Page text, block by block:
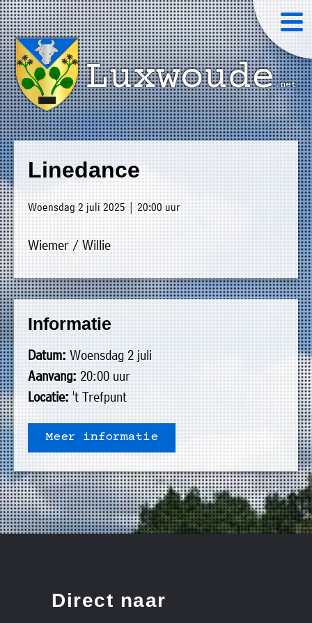
Linedance
Woensdag 2 juli 2025 | 20:00 uur
Wiemer / Willie
Informatie
Datum:Woensdag 2 juli
Aanvang:20:00 uur
Locatie:'t Trefpunt
Meer informatie
Direct naar
»
Home
»
Welkom
»
Nieuws
»
Agenda
»
Verenigingen
»
Bedrijven
»
Plaatselijk
belang
»
Informatie
lidmaatschap
»
Foto's
Luxwoude.net
website@luxwoude.net
Plaatselijk
belang
Op
dit
moment
bestaat
het
bestuur
uit
de
volgende
personen:
Voorzitter
vacant
Secretaris
Michiel
Modderman
Penningmeester
vacant
Algemeen
lid
Anco
Hoen
Algemeen
Ids
de